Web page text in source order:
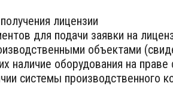
лицензии
для подачи заявки на
объектами
оборудования на праве
системы производственного